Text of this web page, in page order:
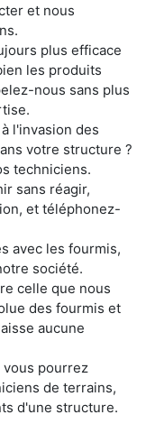
et nous
plus efficace
les produits
nous sans plus
l'invasion des
votre structure ?
techniciens.
sans réagir,
et téléphonez-
avec les fourmis,
société.
celle que nous
des fourmis et
aucune
pourrez
de terrains,
d'une structure.